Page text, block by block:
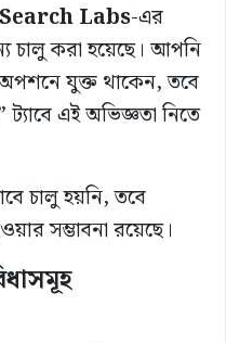
Search Labs-এর
চালু করা হয়েছে। আপনি
যুক্ত থাকেন, তবে
এই অভিজ্ঞতা নিতে
চালু হয়নি, তবে
সম্ভাবনা রয়েছে।